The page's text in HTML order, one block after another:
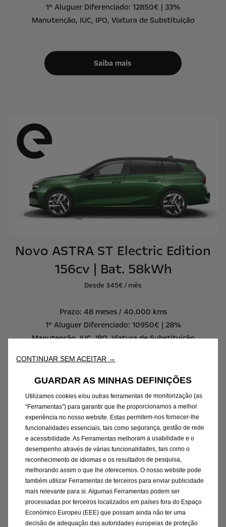
1º Aluguer Diferenciado: 12850€ | 33%
Manutenção, IUC, IPO, Viatura de Substituição
Saiba mais
Novo ASTRA ST Electric Edition
156cv | Bat. 58kWh
Desde 345€ / mês
Prazo: 48 meses / 40.000 kms
1º Aluguer Diferenciado: 10950€ | 28%
Manutenção, IUC, IPO, Viatura de Substituição
Saiba mais
Frontera
CONTINUAR SEM ACEITAR →
GUARDAR AS MINHAS DEFINIÇÕES
Utilizamos cookies e/ou outras ferramentas de monitorização (as
“Ferramentas”) para garantir que lhe proporcionamos a melhor
experiência no nosso website. Estas permitem-nos fornecer-lhe
funcionalidades essenciais, tais como segurança, gestão de rede
e acessibilidade. As Ferramentas melhoram a usabilidade e o
desempenho através de várias funcionalidades, tais como o
reconhecimento de idiomas e os resultados de pesquisa,
melhorando assim o que lhe oferecemos. O nosso website pode
também utilizar Ferramentas de terceiros para enviar publicidade
mais relevante para si. Algumas Ferramentas podem ser
processadas por terceiros localizados em países fora do Espaço
Económico Europeu (EEE) que possam ainda não ter uma
decisão de adequação das autoridades europeias de proteção